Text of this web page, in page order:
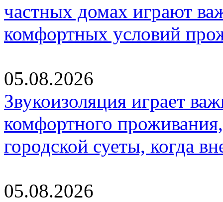
частных домах играют
комфортных условий
05.08.2026
Звукоизоляция играет
комфортного
городской суеты, когда
05.08.2026